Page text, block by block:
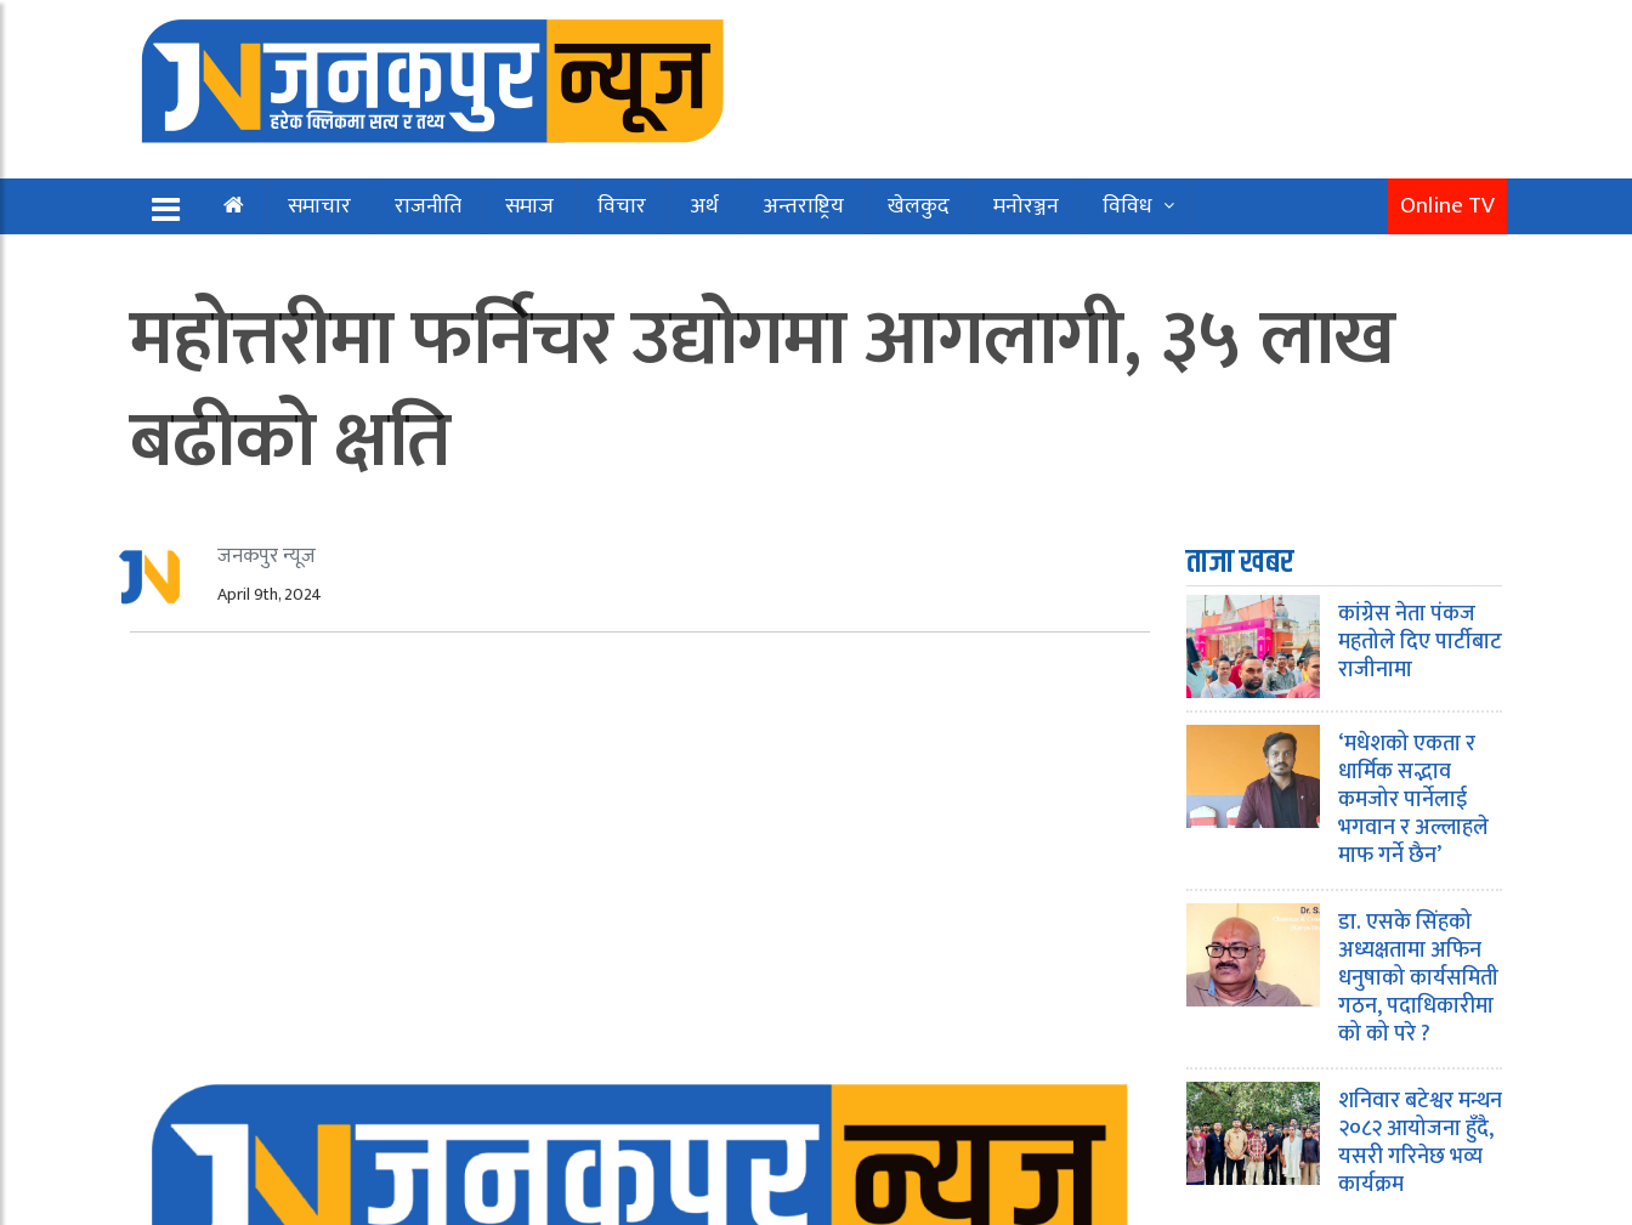
समाचार राजनीति समाज विचार अर्थ अन्तराष्ट्रिय खेलकुद मनोरञ्जन विविध Online TV
महोत्तरीमा फर्निचर उद्योगमा आगलागी, ३५ लाख
बढीको क्षति
जनकपुर न्यूज
April 9th, 2024
ताजा खबर
कांग्रेस नेता पंकज
महतोले दिए पार्टीबाट
राजीनामा
‘मधेशको एकता र
धार्मिक सद्भाव
कमजोर पार्नेलाई
भगवान र अल्लाहले
माफ गर्ने छैन’
डा. एसके सिंहको
अध्यक्षतामा अफिन
धनुषाको कार्यसमिती
गठन, पदाधिकारीमा
को को परे ?
शनिवार बटेश्वर मन्थन
२०८२ आयोजना हुँदै,
यसरी गरिनेछ भव्य
कार्यक्रम